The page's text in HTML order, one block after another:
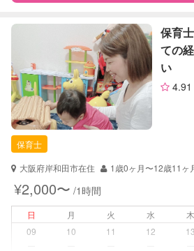
（定期特典）
対応可能
特徴 料金 レビュー
サポートの特徴
資格
自治体届出済
保育士
幼稚園教諭
対応可能/特徴 子育て経験
病児対応
障がい児対応 対応可否は個
保育
ての
い
4.91
保育士
大阪府岸和田市在住
1歳0ヶ月〜12歳11ヶ
¥2,000〜 /1時間
日 月 火 水 木
09
10 11 12 13